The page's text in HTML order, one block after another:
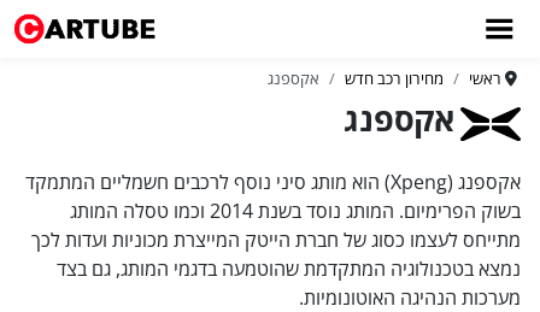
ראשי מחירון רכב חדש אקספנג
אקספנג
אקספנג (Xpeng) הוא מותג סיני נוסף לרכבים חשמליים המתמקד
בשוק הפרימיום. המותג נוסד בשנת 2014 וכמו טסלה המותג
מתייחס לעצמו כסוג של חברת הייטק המייצרת מכוניות ועדות לכך
נמצא בטכנולוגיה המתקדמת שהוטמעה בדגמי המותג, גם בצד
מערכות הנהיגה האוטונומיות.